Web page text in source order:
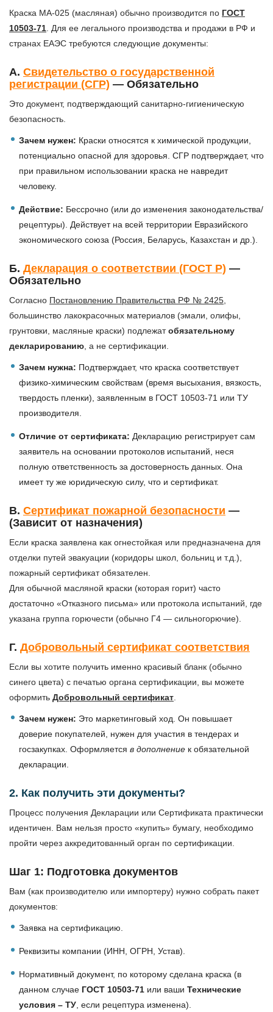
Краска МА-025 (масляная) обычно производится по ГОСТ
10503-71 . Для ее легального производства и продажи в РФ и
странах ЕАЭС требуются следующие документы:
А. Свидетельство о государственной
регистрации (СГР) — Обязательно
Это документ, подтверждающий санитарно-гигиеническую
безопасность.
Зачем нужен: Краски относятся к химической продукции,
потенциально опасной для здоровья. СГР подтверждает, что
при правильном использовании краска не навредит
человеку.
Действие: Бессрочно (или до изменения законодательства/
рецептуры). Действует на всей территории Евразийского
экономического союза (Россия, Беларусь, Казахстан и др.).
Б. Декларация о соответствии (ГОСТ Р) —
Обязательно
Согласно Постановлению Правительства РФ № 2425
большинство лакокрасочных материалов (эмали, олифы,
грунтовки, масляные краски) подлежатобязательному
декларированию , а не сертификации.
Зачем нужна: Подтверждает, что краска соответствует
физико-химическим свойствам (время высыхания, вязкость,
твердость пленки), заявленным в ГОСТ 10503-71 или ТУ
производителя.
Отличие от сертификата: Декларацию регистрирует сам
заявитель на основании протоколов испытаний, неся
полную ответственность за достоверность данных. Она
имеет ту же юридическую силу, что и сертификат.
В. Сертификат пожарной безопасности —
(Зависит от назначения)
Если краска заявлена как огнестойкая или предназначена для
отделки путей эвакуации (коридоры школ, больниц и т.д.),
пожарный сертификат обязателен.
Для обычной масляной краски (которая горит) часто
достаточно «Отказного письма» или протокола испытаний, где
указана группа горючести (обычно Г4 — сильногорючие).
Г. Добровольный сертификат соответствия
Если вы хотите получить именно красивый бланк (обычно
синего цвета) с печатью органа сертификации, вы можете
оформить Добровольный сертификат
Зачем нужен: Это маркетинговый ход. Он повышает
доверие покупателей, нужен для участия в тендерах и
госзакупках. Оформляется в дополнение к обязательной
декларации.
2. Как получить эти документы?
Процесс получения Декларации или Сертификата практически
идентичен. Вам нельзя просто «купить» бумагу, необходимо
пройти через аккредитованный орган по сертификации.
Шаг 1: Подготовка документов
Вам (как производителю или импортеру) нужно собрать пакет
документов:
Заявка на сертификацию.
Реквизиты компании (ИНН, ОГРН, Устав).
Нормативный документ, по которому сделана краска (в
данном случае ГОСТ 10503-71 или ваши Технические
условия – ТУ , если рецептура изменена).